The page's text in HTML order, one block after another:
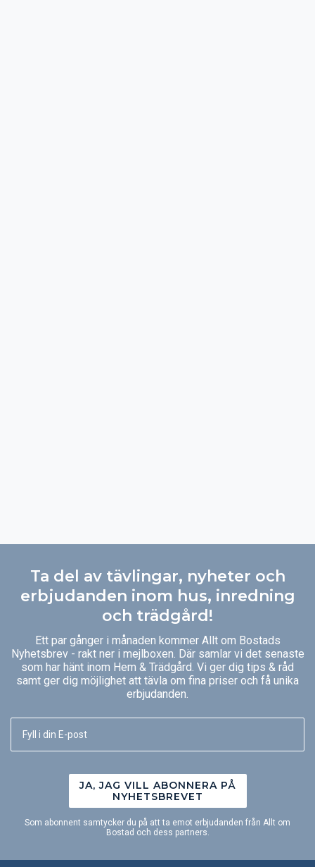
Ta del av tävlingar, nyheter och
erbjudanden inom hus, inredning
och trädgård!
Ett par gånger i månaden kommer Allt om Bostads
Nyhetsbrev - rakt ner i mejlboxen. Där samlar vi det senaste
som har hänt inom Hem & Trädgård. Vi ger dig tips & råd
samt ger dig möjlighet att tävla om fina priser och få unika
erbjudanden.
JA, JAG VILL ABONNERA PÅ
NYHETSBREVET
Som abonnent samtycker du på att ta emot erbjudanden från Allt om
Bostad och dess partners.